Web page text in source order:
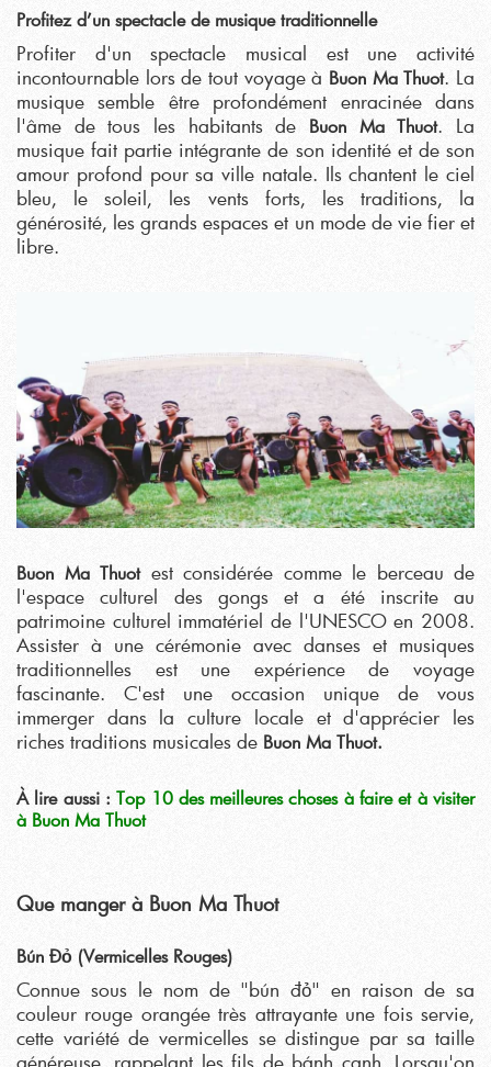
Profitez d’un spectacle de musique traditionnelle
Profiter d'un spectacle musical est une activité
incontournable lors de tout voyage à Buon Ma Thuot. La
musique semble être profondément enracinée dans
l'âme de tous les habitants de Buon Ma Thuot. La
musique fait partie intégrante de son identité et de son
amour profond pour sa ville natale. Ils chantent le ciel
bleu, le soleil, les vents forts, les traditions, la
générosité, les grands espaces et un mode de vie fier et
libre.
Buon Ma Thuotest considérée comme le berceau de
l'espace culturel des gongs et a été inscrite au
patrimoine culturel immatériel de l'UNESCO en 2008.
Assister à une cérémonie avec danses et musiques
traditionnelles est une expérience de voyage
fascinante. C'est une occasion unique de vous
immerger dans la culture locale et d'apprécier les
riches traditions musicales de Buon Ma Thuot.
À lire aussi :Top 10 des meilleures choses à faire et à visiter
à Buon Ma Thuot
Que manger à Buon Ma Thuot
Bún Đỏ (Vermicelles Rouges)
Connue sous le nom de "bún đỏ" en raison de sa
couleur rouge orangée très attrayante une fois servie,
cette variété de vermicelles se distingue par sa taille